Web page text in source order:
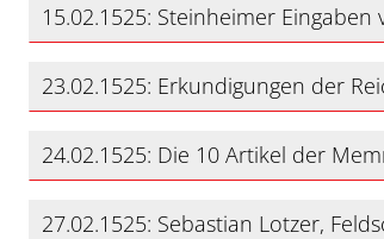
15.02.1525: Steinheimer
23.02.1525: Erkundigungen der
24.02.1525: Die 10 Artikel der
27.02.1525: Sebastian Lotzer,